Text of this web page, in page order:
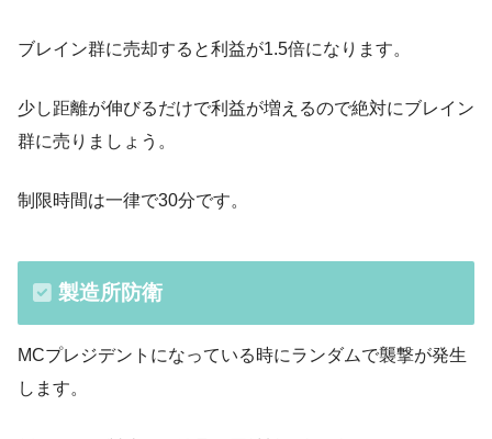
ブレイン群に売却すると利益が1.5倍になります。
少し距離が伸びるだけで利益が増えるので絶対にブレイン
群に売りましょう。
制限時間は一律で30分です。
製造所防衛
MCプレジデントになっている時にランダムで襲撃が発生
します。